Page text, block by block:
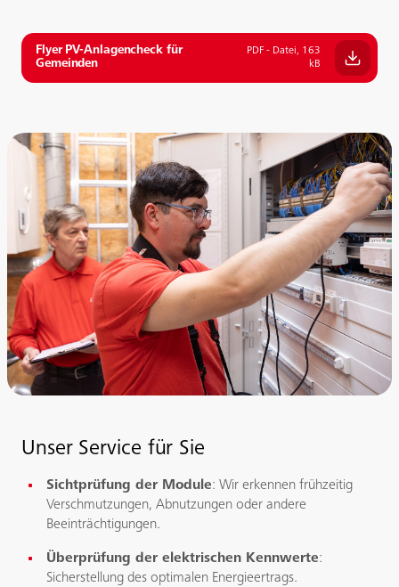
Flyer PV-Anlagencheck für
Gemeinden
PDF - Datei, 163
kB
Unser Service für Sie
Sichtprüfung der Module: Wir erkennen frühzeitig
Verschmutzungen, Abnutzungen oder andere
Beeinträchtigungen.
Überprüfung der elektrischen Kennwerte:
Sicherstellung des optimalen Energieertrags.